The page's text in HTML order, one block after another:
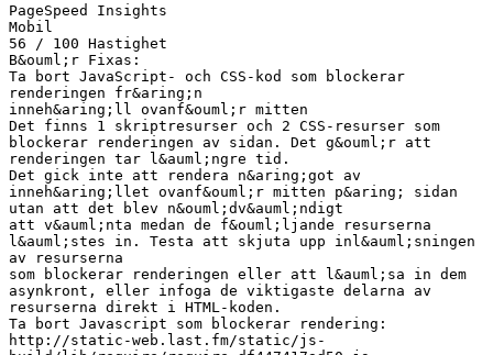
PageSpeed Insights
Mobil
56 / 100 Hastighet
B&ouml;r Fixas:
Ta bort JavaScript- och CSS-kod som blockerar
renderingen fr&aring;n
inneh&aring;ll ovanf&ouml;r mitten
Det finns 1 skriptresurser och 2 CSS-resurser som
blockerar renderingen av sidan. Det g&ouml;r att
renderingen tar l&auml;ngre tid.
Det gick inte att rendera n&aring;got av
inneh&aring;llet ovanf&ouml;r mitten p&aring; sidan
utan att det blev n&ouml;dv&auml;ndigt
att v&auml;nta medan de f&ouml;ljande resurserna
l&auml;stes in. Testa att skjuta upp inl&auml;sningen
av resurserna
som blockerar renderingen eller att l&auml;sa in dem
asynkront, eller infoga de viktigaste delarna av
resurserna direkt i HTML-koden.
Ta bort Javascript som blockerar rendering:
http://static-web.last.fm/static/js-